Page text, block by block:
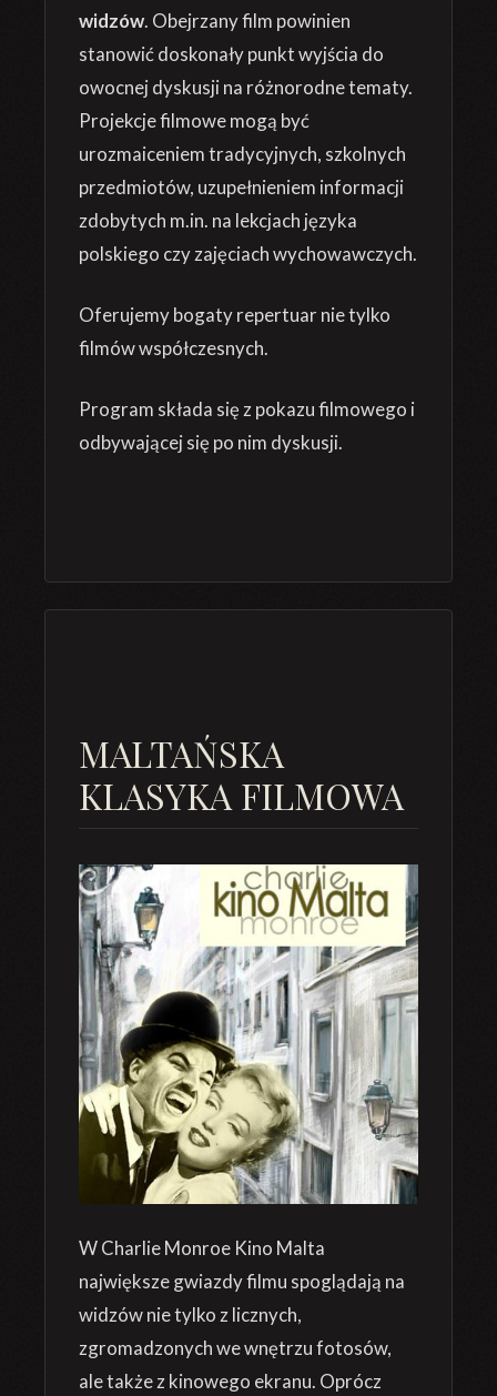
widzów. Obejrzany film powinien
stanowić doskonały punkt wyjścia do
owocnej dyskusji na różnorodne tematy.
Projekcje filmowe mogą być
urozmaiceniem tradycyjnych, szkolnych
przedmiotów, uzupełnieniem informacji
zdobytych m.in. na lekcjach języka
polskiego czy zajęciach wychowawczych.
Oferujemy bogaty repertuar nie tylko
filmów współczesnych.
Program składa się z pokazu filmowego i
odbywającej się po nim dyskusji.
MALTAŃSKA
KLASYKA FILMOWA
W Charlie Monroe Kino Malta
największe gwiazdy filmu spoglądają na
widzów nie tylko z licznych,
zgromadzonych we wnętrzu fotosów,
ale także z kinowego ekranu. Oprócz